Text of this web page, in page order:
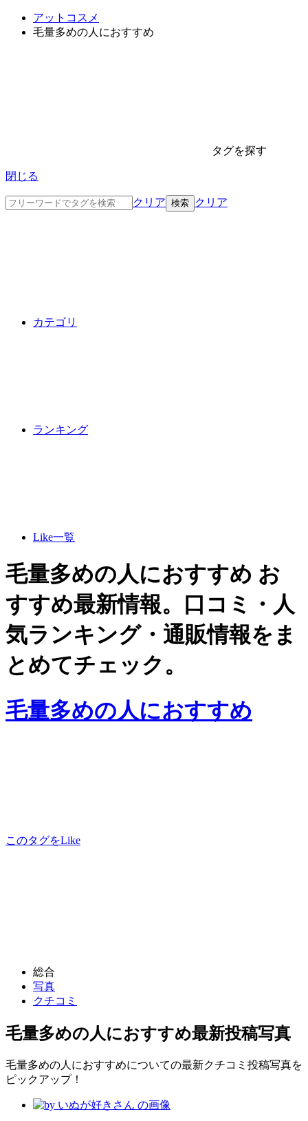
アットコスメ
毛量多めの人におすすめ
タグを探す
閉じる
クリア クリア
カテゴリ
ランキング
Like一覧
毛量多めの人におすすめ お
すすめ最新情報。口コミ・人
気ランキング・通販情報をま
とめてチェック。
毛量多めの人におすすめ
このタグをLike
総合
写真
クチコミ
毛量多めの人におすすめ最新投稿写真
毛量多めの人におすすめについての最新クチコミ投稿写真を
ピックアップ！